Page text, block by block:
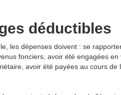
déductibles
les dépenses doivent : se
fonciers, avoir été engagées
avoir été payées au cours de